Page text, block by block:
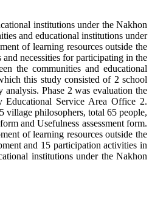
institutions under the Nakhon
and educational institutions under
of learning resources outside the
necessities for participating in the
the communities and educational
this study consisted of 2 school
Phase 2 was evaluation the
Educational Service Area Office 2.
village philosophers, total 65 people,
and Usefulness assessment form.
of learning resources outside the
and 15 participation activities in
institutions under the Nakhon